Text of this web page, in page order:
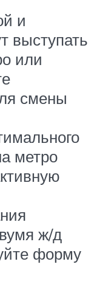
и
выступать
или
смены
метро
ж/д
форму